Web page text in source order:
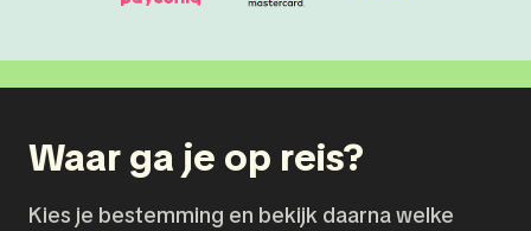
Waar ga je op reis?
Kies je bestemming en bekijk daarna welke